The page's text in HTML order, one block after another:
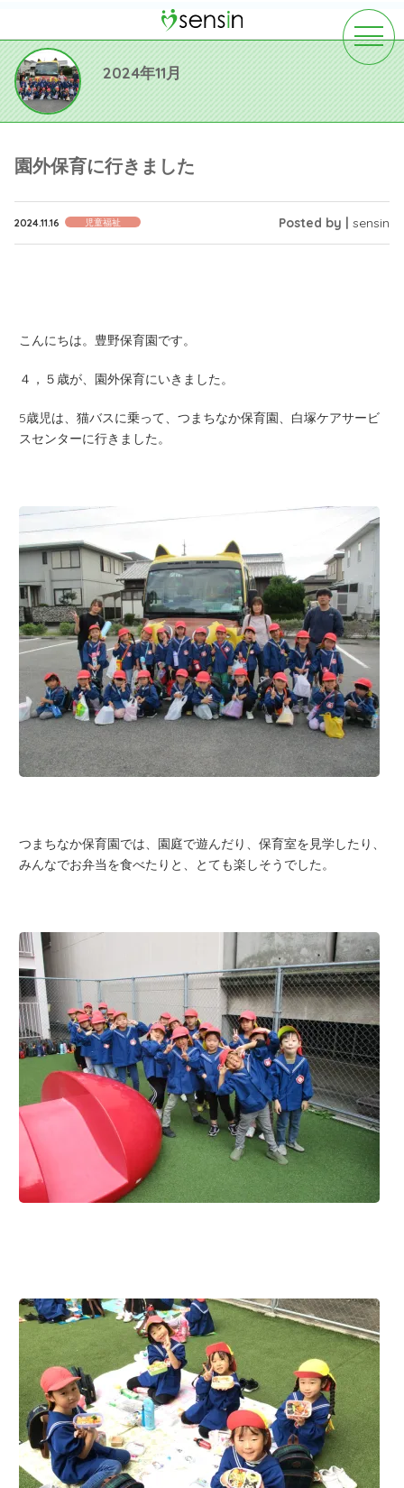
toggle
2024年11月
園外保育に行きました
2024.11.16 児童福祉 Posted by | sensin
こんにちは。豊野保育園です。
４，５歳が、園外保育にいきました。
5歳児は、猫バスに乗って、つまちなか保育園、白塚ケアサービ
スセンターに行きました。
つまちなか保育園では、園庭で遊んだり、保育室を見学したり、
みんなでお弁当を食べたりと、とても楽しそうでした。